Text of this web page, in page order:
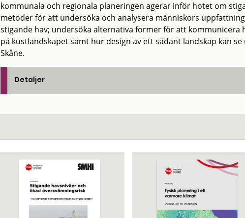
kommunala och regionala planeringen agerar inför hotet om
metoder för att undersöka och analysera människors
stigande hav; undersöka alternativa former för att kommunicera
på kustlandskapet samt hur design av ett sådant landskap kan
Skåne.
Detaljer